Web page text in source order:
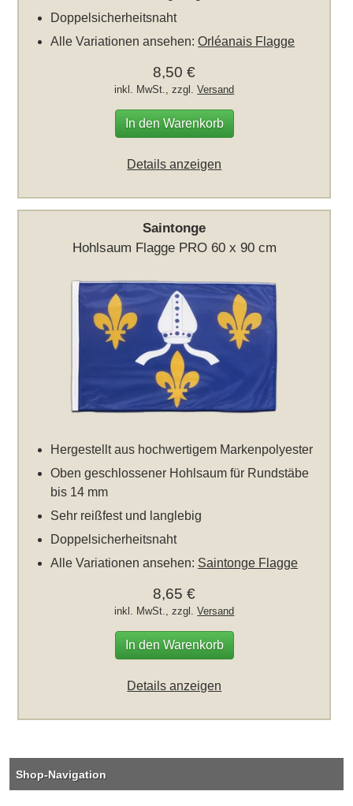
Doppelsicherheitsnaht
Alle Variationen ansehen:Orléanais Flagge
8,50 €
inkl. MwSt., zzgl.Versand
In den Warenkorb
Details anzeigen
Saintonge
Hohlsaum Flagge PRO 60 x 90 cm
Hergestellt aus hochwertigem Markenpolyester
Oben geschlossener Hohlsaum für Rundstäbe
bis 14 mm
Sehr reißfest und langlebig
Doppelsicherheitsnaht
Alle Variationen ansehen: Saintonge Flagge
8,65 €
inkl. MwSt., zzgl.Versand
In den Warenkorb
Details anzeigen
Shop-Navigation